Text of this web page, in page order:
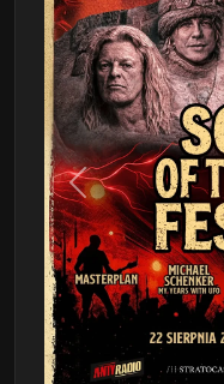
Poprzedni